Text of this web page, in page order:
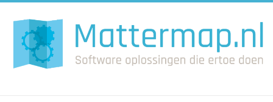
naar
inhoud